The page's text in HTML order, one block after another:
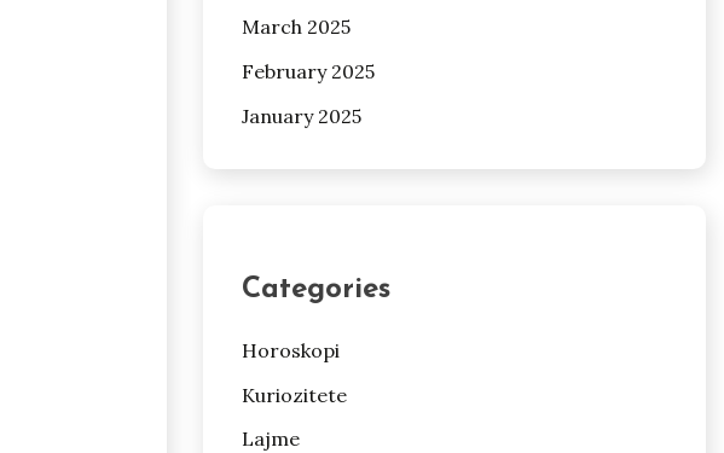
March 2025
February 2025
January 2025
Categories
Horoskopi
Kuriozitete
Lajme